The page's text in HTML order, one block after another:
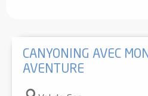
CANYONING AVEC
AVENTURE